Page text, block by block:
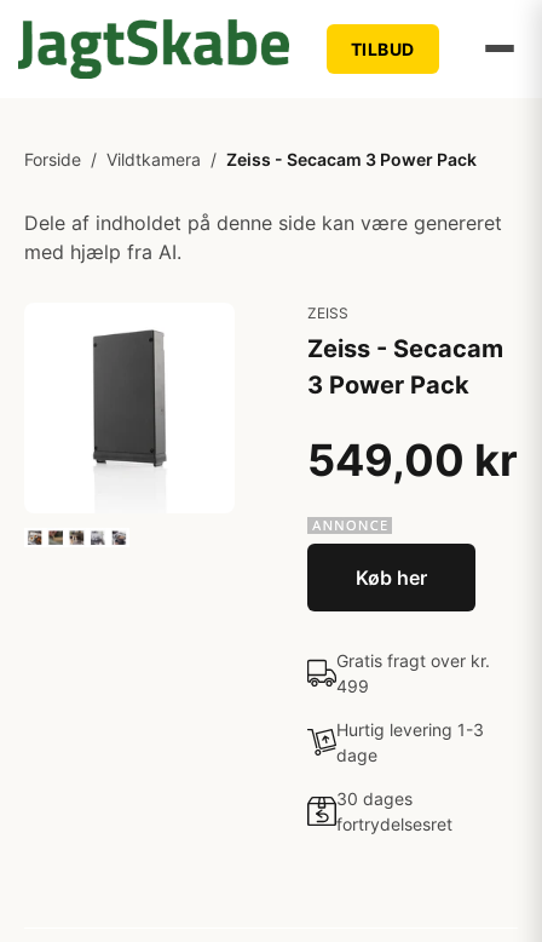
TILBUD
Forside / Vildtkamera / Zeiss - Secacam 3 Power Pack
Dele af indholdet på denne side kan være genereret
med hjælp fra AI.
ZEISS
Zeiss - Secacam
3 Power Pack
549,00 kr
Køb her
Gratis fragt over kr.
499
Hurtig levering 1-3
dage
30 dages
fortrydelsesret